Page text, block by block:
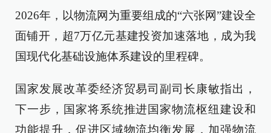
2026年，以物流网为重要组成的“六张网”建设全
面铺开，超7万亿元基建投资加速落地，成为我
国现代化基础设施体系建设的里程碑。
国家发展改革委经济贸易司副司长康敏指出，
下一步，国家将系统推进国家物流枢纽建设和
功能提升，促进区域物流均衡发展，加强物流